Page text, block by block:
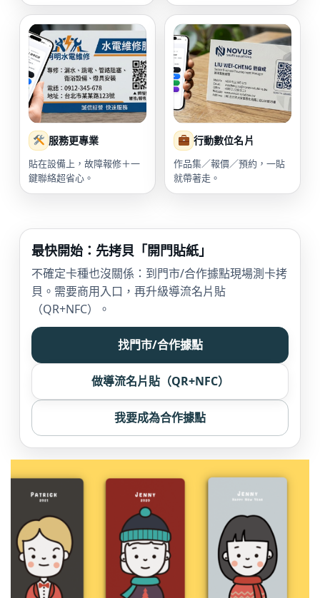
服務更專業
貼在設備上，故障報修＋一
鍵聯絡超省心。
行動數位名片
作品集／報價／預約，一貼
就帶著走。
最快開始：先拷貝「開門貼紙」
不確定卡種也沒關係：到門市/合作據點現場測卡拷
貝。需要商用入口，再升級導流名片貼
（QR+NFC）。
找門市/合作據點
做導流名片貼（QR+NFC）
我要成為合作據點